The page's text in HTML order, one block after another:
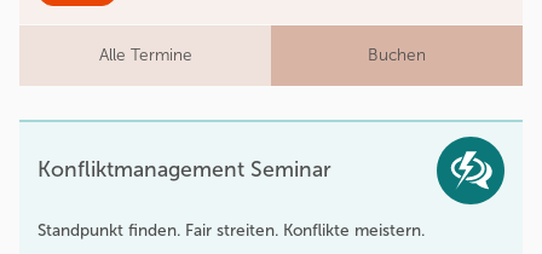
Alle Termine Buchen
Konfliktmanagement Seminar
Standpunkt finden. Fair streiten. Konflikte meistern.